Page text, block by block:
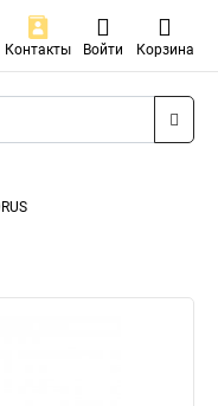
Контакты Войти Корзина